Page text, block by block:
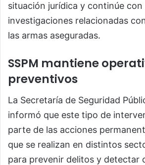
situación jurídica y continúe con
investigaciones relacionadas
las armas aseguradas.
SSPM mantiene
preventivos
La Secretaría de Seguridad
informó que este tipo de
parte de las acciones
que se realizan en distintos
para prevenir delitos y detectar